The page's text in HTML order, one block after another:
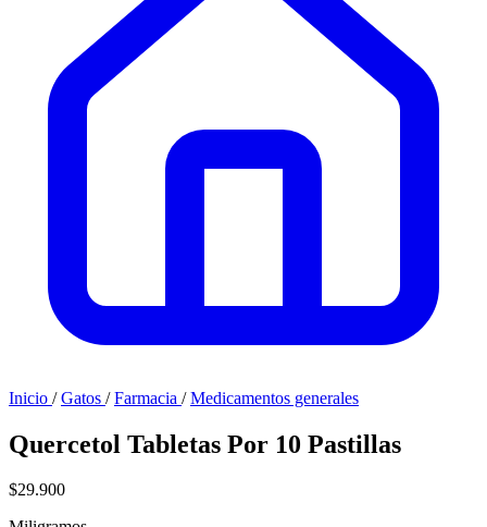
Inicio / Gatos / Farmacia / Medicamentos generales
Quercetol Tabletas Por 10 Pastillas
$29.900